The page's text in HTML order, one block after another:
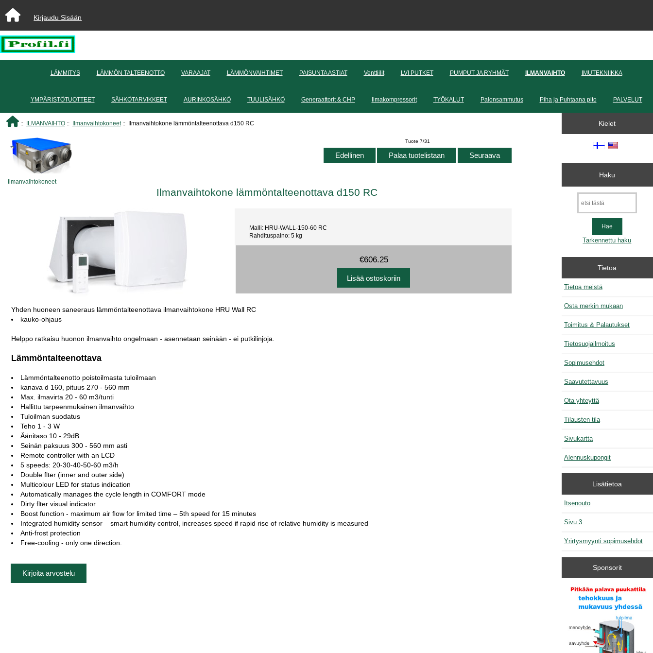
Kirjaudu Sisään
LÄMMITYS LÄMMÖN TALTEENOTTO VARAAJAT LÄMMÖNVAIHTIMET PAISUNTA ASTIAT Venttiilit LVI PUTKET PUMPUT JA RYHMÄT ILMANVAIHTO IMUTEKNIIKKA
YMPÄRISTÖTUOTTEET SÄHKÖTARVIKKEET AURINKOSÄHKÖ TUULISÄHKÖ Generaattorit & CHP Ilmakompressorit TYÖKALUT Palonsammutus Piha ja Puhtaana pito PALVELUT
:: ILMANVAIHTO:: Ilmanvaihtokoneet:: Ilmanvaihtokone lämmöntalteenottava d150 RC
Ilmanvaihtokoneet
Tuote 7/31
Edellinen Palaa tuotelistaan Seuraava
Ilmanvaihtokone lämmöntalteenottava d150 RC
Malli: HRU-WALL-150-60 RC
Rahdituspaino: 5 kg
€606.25
Yhden huoneen saneeraus lämmöntalteenottava ilmanvaihtokone HRU Wall RC
kauko-ohjaus
Helppo ratkaisu huonon ilmanvaihto ongelmaan - asennetaan seinään - ei putkilinjoja.
Lämmöntalteenottava
Lämmöntalteenotto poistoilmasta tuloilmaan
kanava d 160, pituus 270 - 560 mm
Max. ilmavirta 20 - 60 m3/tunti
Hallittu tarpeenmukainen ilmanvaihto
Tuloilman suodatus
Teho 1 - 3 W
Äänitaso 10 - 29dB
Seinän paksuus 300 - 560 mm asti
Remote controller with an LCD
5 speeds: 20-30-40-50-60 m3/h
Double flter (inner and outer side)
Multicolour LED for status indication
Automatically manages the cycle length in COMFORT mode
Dirty flter visual indicator
Boost function - maximum air ﬂow for limited time – 5th speed for 15 minutes
Integrated humidity sensor – smart humidity control, increases speed if rapid rise of relative humidity is measured
Anti-frost protection
Free-cooling - only one direction.
Kirjoita arvostelu
Kielet
Haku
Tarkennettu haku
Tietoa
Tietoa meistä
Osta merkin mukaan
Toimitus & Palautukset
Tietosuojailmoitus
Sopimusehdot
Saavutettavuus
Ota yhteyttä
Tilausten tila
Sivukartta
Alennuskupongit
Lisätietoa
Itsenouto
Sivu 3
Yrirtysmyynti sopimusehdot
Sponsorit